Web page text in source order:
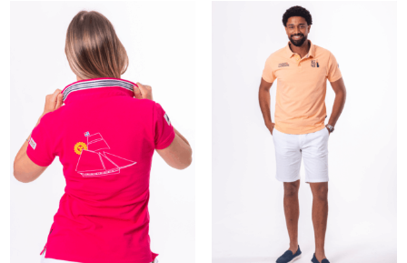
ancien